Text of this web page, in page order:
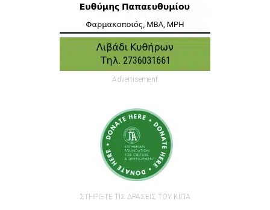
Advertisement
ΣΤΗΡΙΞΤΕ ΤΙΣ ΔΡΑΣΕΙΣ ΤΟΥ ΚΙΠΑ